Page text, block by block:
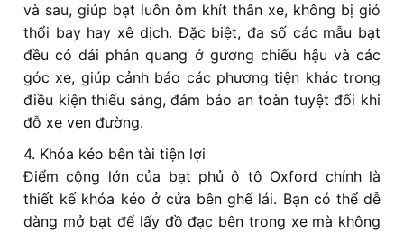
và sau, giúp bạt luôn ôm khít thân xe, không bị gió
thổi bay hay xê dịch. Đặc biệt, đa số các mẫu bạt
đều có dải phản quang ở gương chiếu hậu và các
góc xe, giúp cảnh báo các phương tiện khác trong
điều kiện thiếu sáng, đảm bảo an toàn tuyệt đối khi
đỗ xe ven đường.
4. Khóa kéo bên tài tiện lợi
Điểm cộng lớn của bạt phủ ô tô Oxford chính là
thiết kế khóa kéo ở cửa bên ghế lái. Bạn có thể dễ
dàng mở bạt để lấy đồ đạc bên trong xe mà không